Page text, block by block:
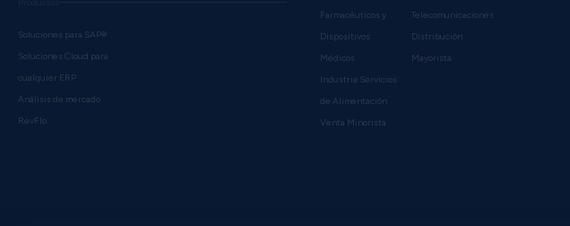
Soluciones para SAP®
Soluciones Cloud para
cualquier ERP
Análisis de mercado
RevFlo
Farmacéuticos y
Dispositivos
Médicos
Industria Servicios
de Alimentación
Venta Minorista
Telecomunicaciones
Distribución
Mayorista